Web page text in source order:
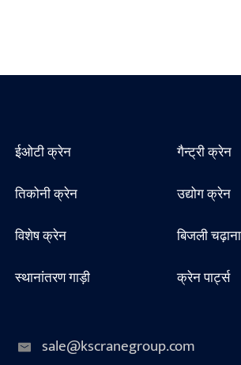
ईओटी क्रेन
गैन्ट्री क्रेन
तिकोनी क्रेन
उद्योग क्रेन
विशेष क्रेन
बिजली चढ़ाना
स्थानांतरण गाड़ी
क्रेन पार्ट्स
sale@kscranegroup.com